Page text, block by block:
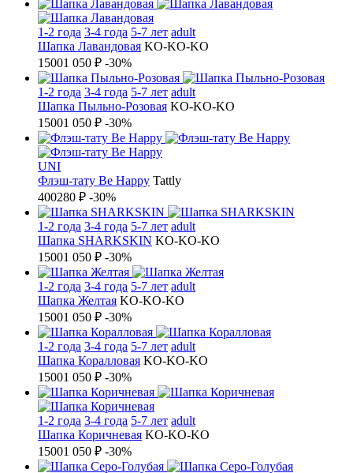
1-2 года 3-4 года 5-7 лет adult
Шапка Лавандовая KO-KO-KO
15001 050 ₽ -30%
1-2 года 3-4 года 5-7 лет adult
Шапка Пыльно-Розовая KO-KO-KO
15001 050 ₽ -30%
UNI
Флэш-тату Be Happy Tattly
400280 ₽ -30%
1-2 года 3-4 года 5-7 лет adult
Шапка SHARKSKIN KO-KO-KO
15001 050 ₽ -30%
1-2 года 3-4 года 5-7 лет adult
Шапка Желтая KO-KO-KO
15001 050 ₽ -30%
1-2 года 3-4 года 5-7 лет adult
Шапка Коралловая KO-KO-KO
15001 050 ₽ -30%
1-2 года 3-4 года 5-7 лет adult
Шапка Коричневая KO-KO-KO
15001 050 ₽ -30%